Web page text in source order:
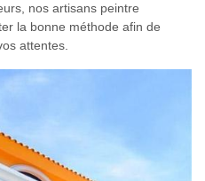
nos artisans peintre
la bonne méthode afin de
attentes.